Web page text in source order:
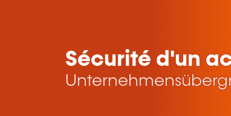
Sécurité d'un